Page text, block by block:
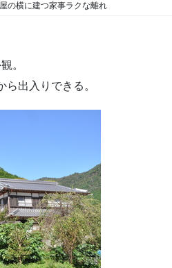
の横に建つ家事ラクな離れ
。
出入りできる。